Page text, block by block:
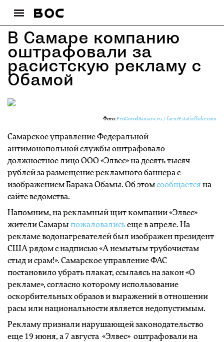
В Самаре компанию
оштрафовали за
расистскую рекламу с
Обамой
Фото: ProGorodSamara.ru / farm9.staticflickr.com
Самарское управление Федеральной
антимонопольной службы оштрафовало
должностное лицо ООО «Элвес» на десять тысяч
рублей за размещение рекламного баннера с
изображением Барака Обамы. Об этомсообщается на
сайте ведомства.
Напомним, на рекламный щит компании «Элвес»
жители Самары пожаловалисьеще в апреле. На
рекламе водонагревателей был изображен президент
США рядом с надписью «А немытым трубочистам
стыд и срам!». Самарское управление ФАС
постановило убрать плакат, ссылаясь на закон «О
рекламе», согласно которому использование
оскорбительных образов и выражений в отношении
расы или национальности является недопустимым.
Рекламу признали нарушающей законодательство
еще 19 июня, а 7 августа «Элвес» оштрафовали на